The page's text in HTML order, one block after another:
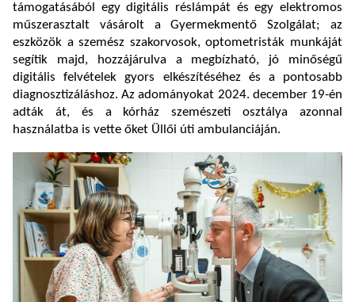
támogatásából egy digitális réslámpát és egy elektromos
műszerasztalt vásárolt a Gyermekmentő Szolgálat; az
eszközök a szemész szakorvosok, optometristák munkáját
segítik majd, hozzájárulva a megbízható, jó minőségű
digitális felvételek gyors elkészítéséhez és a pontosabb
diagnosztizáláshoz. Az adományokat 2024. december 19-én
adták át, és a kórház szemészeti osztálya azonnal
használatba is vette őket Üllői úti ambulanciáján.